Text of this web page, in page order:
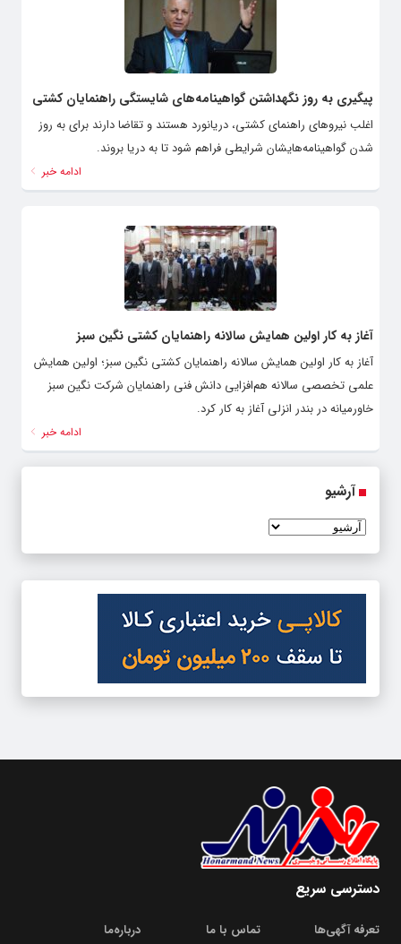
پیگیری به روز نگهداشتن گواهینامه‌های شایستگی راهنمایان کشتی
اغلب نیروهای راهنمای کشتی، دریانورد هستند و تقاضا دارند برای به روز
شدن گواهینامه‌هایشان شرایطی فراهم شود تا به دریا بروند.
ادامه خبر
آغاز به کار اولین همایش سالانه راهنمایان کشتی نگین سبز
آغاز به کار اولین همایش سالانه راهنمایان کشتی نگین سبز؛ اولین همایش
علمی تخصصی سالانه هم‌افزایی دانش فنی راهنمایان شرکت نگین سبز
خاورمیانه در بندر انزلی آغاز به کار کرد.
ادامه خبر
آرشیو
دسترسی سریع
تعرفه آگهی‌ها تماس با ما درباره‌‌ما